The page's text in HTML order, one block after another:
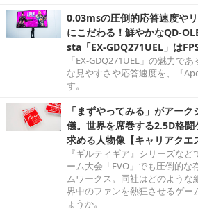
0.03msの圧倒的応答速度や
にこだわる！鮮やかなQD-
sta「EX-GDQ271UEL」は
「EX-GDQ271UEL」の魅力で
な見やすさや応答速度を、『
す。
「まずやってみる」がアー
儀。世界を席巻する2.5D格闘
求める人物像【キャリアクエ
『ギルティギア』シリーズな
ーム大会「EVO」でも圧倒的な
ムワークス。同社はどのような
界中のファンを熱狂させるゲー
ょうか。